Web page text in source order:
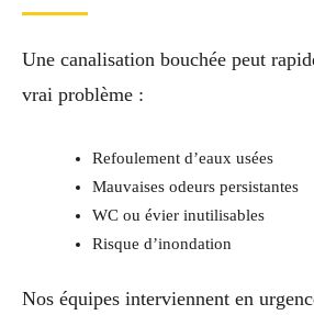
Une canalisation bouchée peut
vrai problème :
Refoulement d’eaux usées
Mauvaises odeurs persistantes
WC ou évier inutilisables
Risque d’inondation
Nos équipes interviennent en